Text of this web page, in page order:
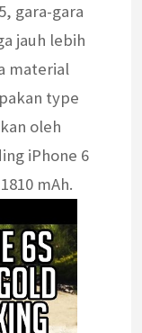
gara-gara
jauh lebih
material
type
oleh
iPhone 6
mAh.